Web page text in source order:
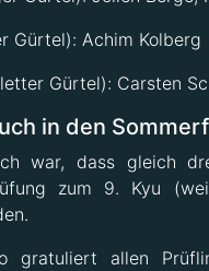
Gürtel): Achim Kolberg
Gürtel): Carsten
in den
war, dass gleich
zum 9. Kyu
gratuliert allen